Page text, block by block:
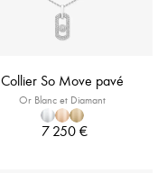
Collier So Move pavé
Or Blanc et Diamant
7 250 €